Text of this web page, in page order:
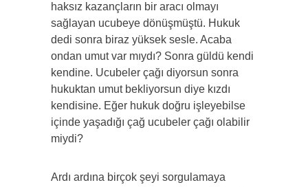
haksız kazançların bir aracı olmayı
sağlayan ucubeye dönüşmüştü. Hukuk
dedi sonra biraz yüksek sesle. Acaba
ondan umut var mıydı? Sonra güldü kendi
kendine. Ucubeler çağı diyorsun sonra
hukuktan umut bekliyorsun diye kızdı
kendisine. Eğer hukuk doğru işleyebilse
içinde yaşadığı çağ ucubeler çağı olabilir
miydi?
Ardı ardına birçok şeyi sorgulamaya